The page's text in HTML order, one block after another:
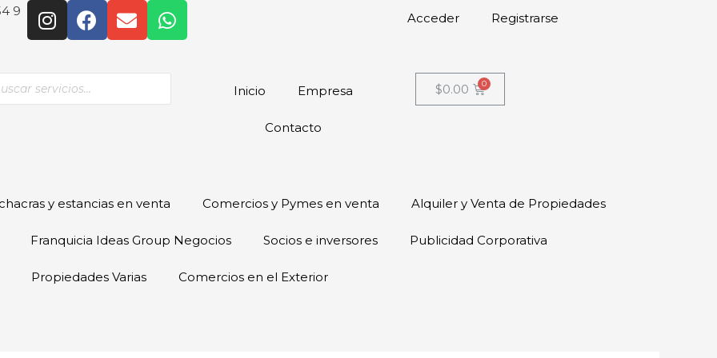
9 Acceder Registrarse
Inicio Empresa
Contacto
$0.00
y estancias en venta Comercios y Pymes en venta Alquiler y Venta de Propiedades
Franquicia Ideas Group Negocios Socios e inversores Publicidad Corporativa
Propiedades Varias Comercios en el Exterior